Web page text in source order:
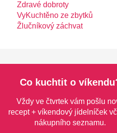
Zdravé dobroty
VyKuchtěno ze zbytků
Žlučníkový záchvat
Co kuchtit o
Vždy ve čtvrtek vám pošlu
recept + víkendový jídelníček
nákupního seznamu.